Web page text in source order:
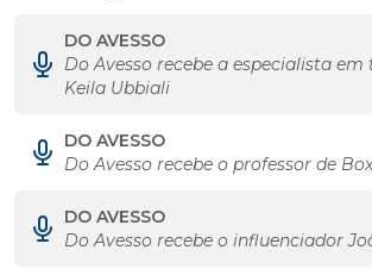
DO AVESSO
Do Avesso recebe a especialista
Keila Ubbiali
DO AVESSO
Do Avesso recebe o professor de
DO AVESSO
Do Avesso recebe o influenciador